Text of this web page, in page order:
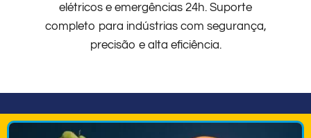
elétricos e emergências 24h. Suporte
completo para indústrias com segurança,
precisão e alta eficiência.